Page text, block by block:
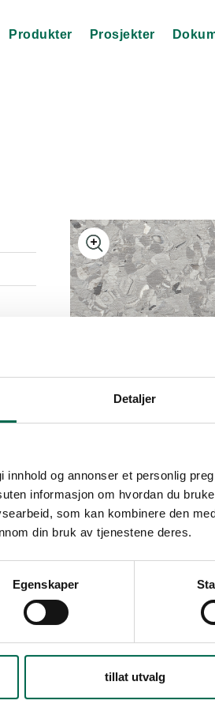
Detaljer
og annonser et personlig
informasjon om hvordan du
som kan kombinere den
din bruk av tjenestene deres.
Egenskaper
tillat utvalg
Produkter Prosjekter
Bestill en prøve